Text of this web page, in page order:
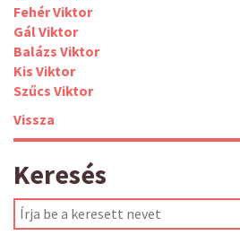
Fehér Viktor
Gál Viktor
Balázs Viktor
Kis Viktor
Szűcs Viktor
Vissza
Keresés